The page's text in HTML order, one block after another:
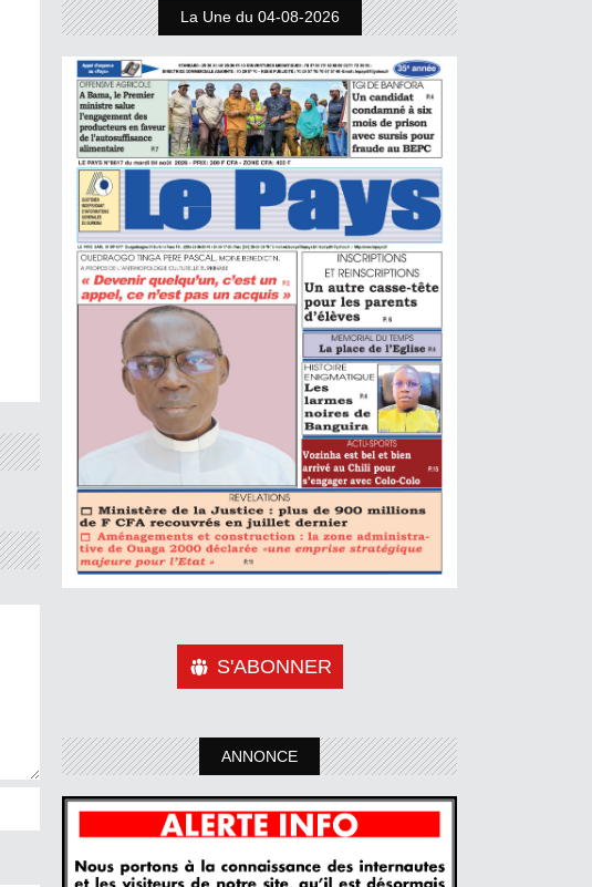
La Une du 04-08-2026
S'ABONNER
ANNONCE